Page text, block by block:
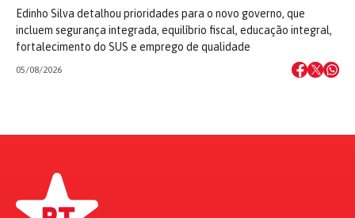
Edinho Silva detalhou prioridades para o novo governo, que
incluem segurança integrada, equilíbrio fiscal, educação integral,
fortalecimento do SUS e emprego de qualidade
05/08/2026